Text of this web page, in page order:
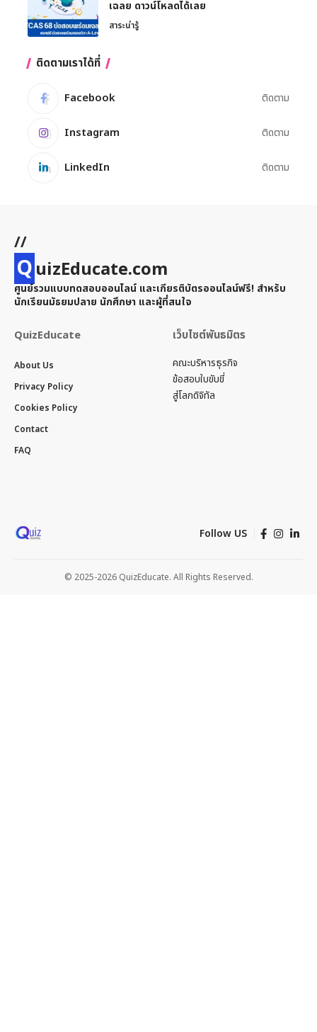
เฉลย ดาวน์โหลดได้เลย
สาระน่ารู้
ติดตามเราได้ที่
Facebook ติดตาม
Instagram ติดตาม
LinkedIn ติดตาม
//
QuizEducate.com
ศูนย์รวมแบบทดสอบออนไลน์ และเกียรติบัตรออนไลน์ฟรี! สำหรับ
นักเรียนมัธยมปลาย นักศึกษา และผู้ที่สนใจ
QuizEducate
About Us
Privacy Policy
Cookies Policy
Contact
FAQ
เว็บไซต์พันธมิตร
คณะบริหารธุรกิจ
ข้อสอบใบขับขี่
สู่โลกดิจิทัล
Follow US
© 2025-2026 QuizEducate. All Rights Reserved.